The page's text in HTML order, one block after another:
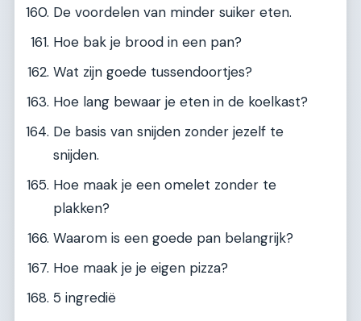
De voordelen van minder suiker eten.
Hoe bak je brood in een pan?
Wat zijn goede tussendoortjes?
Hoe lang bewaar je eten in de koelkast?
De basis van snijden zonder jezelf te
snijden.
Hoe maak je een omelet zonder te
plakken?
Waarom is een goede pan belangrijk?
Hoe maak je je eigen pizza?
5 ingredië